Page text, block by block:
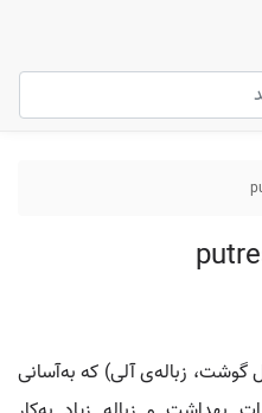
زباله‌ی آلی) که به‌آسانی